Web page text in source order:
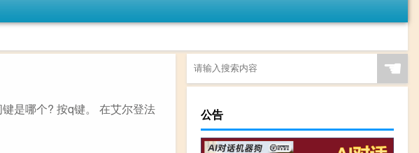
是哪个? 按q键。 在艾尔登法
☚
公告